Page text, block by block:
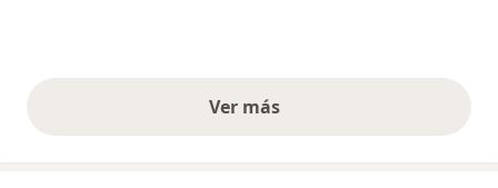
Ver másopiniones anteriores